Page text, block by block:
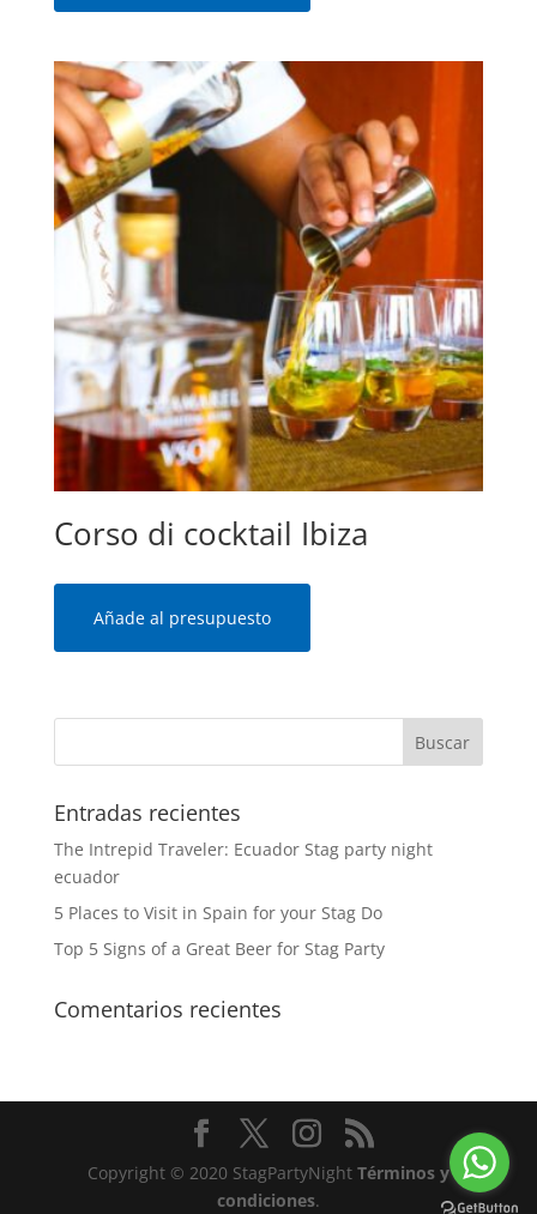
Corso di cocktail Ibiza
Añade al presupuesto
Entradas recientes
The Intrepid Traveler: Ecuador Stag party night
ecuador
5 Places to Visit in Spain for your Stag Do
Top 5 Signs of a Great Beer for Stag Party
Comentarios recientes
Copyright © 2020 StagPartyNight Términos y
condiciones.